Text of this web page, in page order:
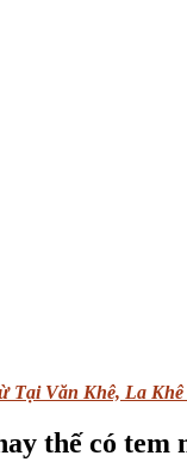
Tại Văn Khê, La
thế có tem